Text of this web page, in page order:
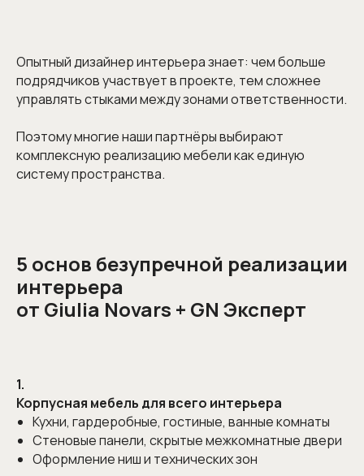
Опытный дизайнер интерьера знает: чем больше
подрядчиков участвует в проекте, тем сложнее
управлять стыками между зонами ответственности.
Поэтому многие наши партнёры выбирают
комплексную реализацию мебели как единую
систему пространства.
5 основ безупречной реализации
интерьера
от Giulia Novars + GN Эксперт
1.
Корпусная мебель для всего интерьера
Кухни, гардеробные, гостиные, ванные комнаты
Стеновые панели, скрытые межкомнатные двери
Оформление ниш и технических зон